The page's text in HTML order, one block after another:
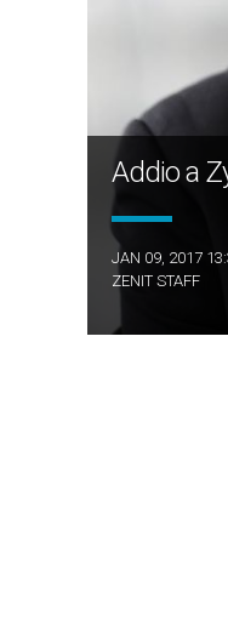
Addio a
JAN 09, 2017
ZENIT STAFF